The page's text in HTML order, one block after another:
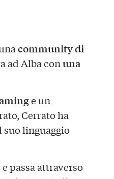
community di
ad Alba conuna
e un
Cerrato ha
suo linguaggio
passa attraverso